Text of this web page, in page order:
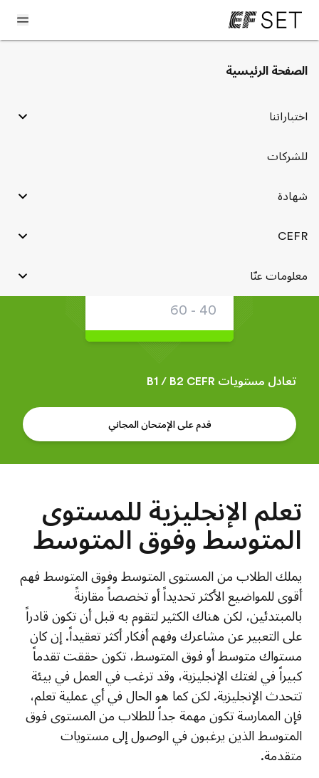
الصفحة الرئيسية
اختباراتنا
للشركات
شهادة
CEFR
معلومات عنّا
الإنجليزية
40 - 60
تعادل مستويات B1 / B2 CEFR
قدم على الإمتحان المجاني
تعلم الإنجليزية للمستوى
المتوسط وفوق المتوسط
يملك الطلاب من المستوى المتوسط وفوق المتوسط فهم
أقوى للمواضيع الأكثر تحديداً أو تخصصاً مقارنةً
بالمبتدئين، لكن هناك الكثير لتقوم به قبل أن تكون قادراً
على التعبير عن مشاعرك وفهم أفكار أكثر تعقيداً. إن كان
مستواك متوسط أو فوق المتوسط، تكون حققت تقدماً
كبيراً في لغتك الإنجليزية، وقد ترغب في العمل في بيئة
تتحدث الإنجليزية. لكن كما هو الحال في أي عملية تعلم،
فإن الممارسة تكون مهمة جداً للطلاب من المستوى فوق
المتوسط الذين يرغبون في الوصول إلى مستويات
متقدمة.